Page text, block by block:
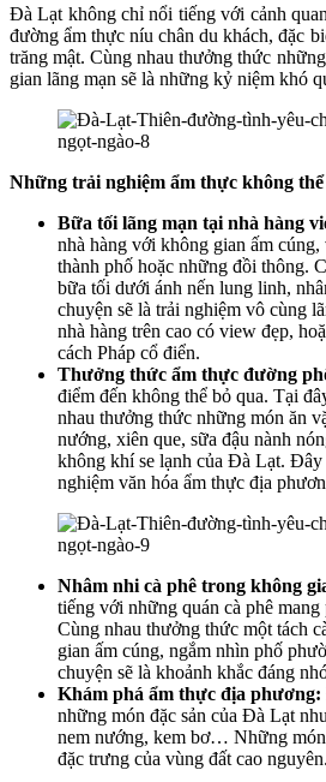
Đà Lạt không chỉ nổi tiếng với cảnh
đường ẩm thực níu chân du khách, đặc
trăng mật. Cùng nhau thưởng thức
gian lãng mạn sẽ là những kỷ niệm khó
Những trải nghiệm ẩm thực không
Bữa tối lãng mạn tại nhà hàng
nhà hàng với không gian ấm
thành phố hoặc những đồi thông.
bữa tối dưới ánh nến lung linh,
chuyện sẽ là trải nghiệm vô cùng
nhà hàng trên cao có view đẹp,
cách Pháp cổ điển.
Thưởng thức ẩm thực đường
điểm đến không thể bỏ qua. Tại
nhau thưởng thức những món ăn
nướng, xiên que, sữa đậu nành
không khí se lạnh của Đà Lạt.
nghiệm văn hóa ẩm thực địa
Nhâm nhi cà phê trong không
tiếng với những quán cà phê
Cùng nhau thưởng thức một tách
gian ấm cúng, ngắm nhìn phố
chuyện sẽ là khoảnh khắc đáng
Khám phá ẩm thực địa phương:
những món đặc sản của Đà Lạt
nem nướng, kem bơ… Những
đặc trưng của vùng đất cao nguyên.